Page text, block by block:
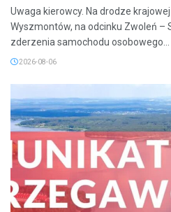
Uwaga kierowcy. Na drodze
Wyszmontów, na odcinku Zwoleń –
zderzenia samochodu osobowego...
2026-08-06